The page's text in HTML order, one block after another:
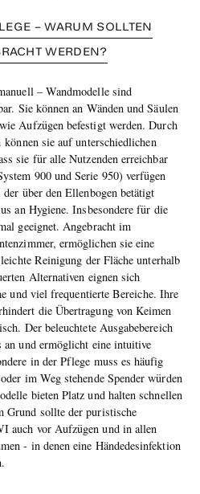
– WARUM SOLLTEN
WERDEN?
– Wandmodelle sind
Sie können an Wänden und Säulen
Aufzügen befestigt werden. Durch
sie auf unterschiedlichen
sie für alle Nutzenden erreichbar
900 und Serie 950) verfügen
über den Ellenbogen betätigt
an Hygiene. Insbesondere für die
geeignet. Angebracht im
ermöglichen sie eine
Reinigung der Fläche unterhalb
Alternativen eignen sich
und viel frequentierte Bereiche. Ihre
die Übertragung von Keimen
Der beleuchtete Ausgabebereich
an und ermöglicht eine intuitive
in der Pflege muss es häufig
im Weg stehende Spender würden
bieten Platz und halten schnellen
Grund sollte der puristische
auch vor Aufzügen und in allen
- in denen eine Händedesinfektion